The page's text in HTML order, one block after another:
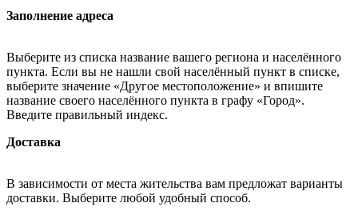
Заполнение адреса
Выберите из списка название вашего региона и населённого
пункта. Если вы не нашли свой населённый пункт в списке,
выберите значение «Другое местоположение» и впишите
название своего населённого пункта в графу «Город».
Введите правильный индекс.
Доставка
В зависимости от места жительства вам предложат варианты
доставки. Выберите любой удобный способ.